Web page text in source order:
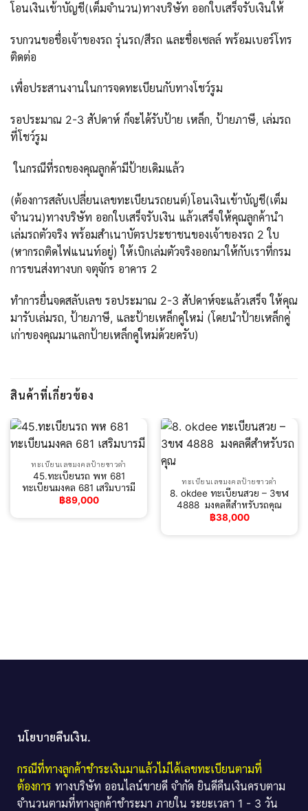
โอนเงินเข้าบัญชี(เต็มจำนวน)ทางบริษัท ออกใบเสร็จรับเงินให้
รบกวนขอชื่อเจ้าของรถ รุ่นรถ/สีรถ และชื่อเซลล์ พร้อมเบอร์โทร
ติดต่อ
เพื่อประสานงานในการจดทะเบียนกับทางโชว์รูม
รอประมาณ 2-3 สัปดาห์ ก็จะได้รับป้าย เหล็ก, ป้ายภาษี, เล่มรถ
ที่โชว์รูม
ในกรณีที่รถของคุณลูกค้ามีป้ายเดิมแล้ว
(ต้องการสลับเปลี่ยนเลขทะเบียนรถยนต์)โอนเงินเข้าบัญชี(เต็ม
จำนวน)ทางบริษัท ออกใบเสร็จรับเงิน แล้วเสร็จให้คุณลูกค้านำ
เล่มรถตัวจริง พร้อมสำเนาบัตรประชาชนของเจ้าของรถ 2 ใบ
(หากรถติดไฟแนนท์อยู่) ให้เบิกเล่มตัวจริงออกมาให้กับเราที่กรม
การขนส่งทางบก จตุจักร อาคาร 2
ทำการยื่นจดสลับเลข รอประมาณ 2-3 สัปดาห์จะแล้วเสร็จ ให้คุณ
มารับเล่มรถ, ป้ายภาษี, และป้ายเหล็กคู่ใหม่ (โดยนำป้ายเหล็กคู่
เก่าของคุณมาแลกป้ายเหล็กคู่ใหม่ด้วยครับ)
สินค้าที่เกี่ยวข้อง
ทะเบียนเลขมงคลป้ายขาวดำ
45.ทะเบียนรถ พห 681
ทะเบียนมงคล 681 เสริมบารมี
฿89,000
ทะเบียนเลขมงคลป้ายขาวดำ
8. okdee ทะเบียนสวย – 3ขฬ
4888 ​ มงคลดีสำหรับรถคุณ
฿38,000
นโยบายคืนเงิน.
กรณีที่ทางลูกค้าชำระเงินมาแล้วไม่ได้เลขทะเบียนตามที่
ต้องการ ทางบริษัท ออนไลน์ขายดี จำกัด ยินดีคืนเงินครบตาม
จำนวนตามที่ทางลูกค้าชำระมา ภายใน ระยะเวลา 1 - 3 วัน